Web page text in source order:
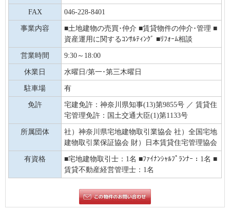
FAX 046-228-8401
事業内容
■土地建物の売買･仲介 ■賃貸物件の仲介･管理 ■
資産運用に関するｺﾝｻﾙﾃｨﾝｸﾞ ■ﾘﾌｫｰﾑ相談
営業時間 9:30～18:00
休業日 水曜日/第一･第三木曜日
駐車場 有
免許
宅建免許：神奈川県知事(13)第9855号 ／ 賃貸住
宅管理免許：国土交通大臣(1)第1133号
所属団体
社）神奈川県宅地建物取引業協会 社）全国宅地
建物取引業保証協会 財）日本賃貸住宅管理協会
有資格
■宅地建物取引士：1名 ■ﾌｧｲﾅﾝｼｬﾙﾌﾟﾗﾝﾅｰ：1名 ■
賃貸不動産経営管理士：1名